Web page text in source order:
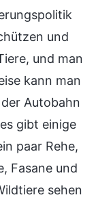
und
und man
kann man
Autobahn
gibt einige
paar Rehe,
Fasane und
sehen